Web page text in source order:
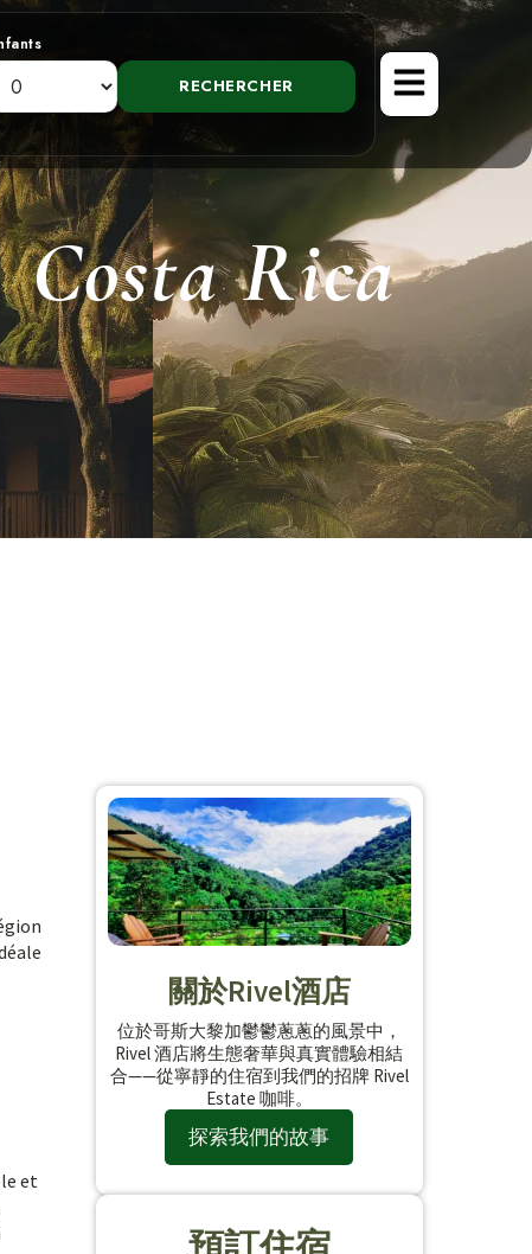
Costa Rica
et
關於Rivel酒店
位於哥斯大黎加鬱鬱蔥蔥的風景中，
Rivel 酒店將生態奢華與真實體驗相結
合——從寧靜的住宿到我們的招牌 Rivel
Estate 咖啡。
探索我們的故事